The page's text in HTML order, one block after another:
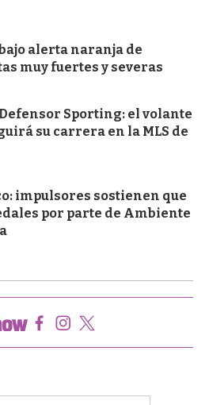
alerta naranja de
muy fuertes y severas
Sporting: el volante
su carrera en la MLS de
impulsores sostienen que
por parte de Ambiente